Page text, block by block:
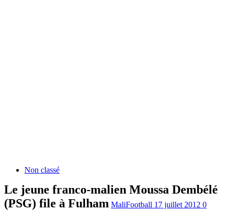
Non classé
Le jeune franco-malien Moussa Dembélé
(PSG) file à Fulham MaliFootball 17 juillet 2012 0